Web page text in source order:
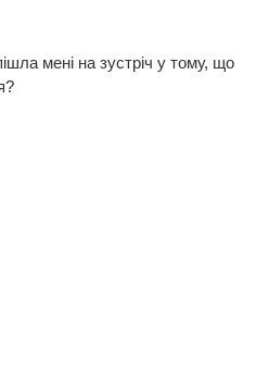
мені на зустріч у тому, що